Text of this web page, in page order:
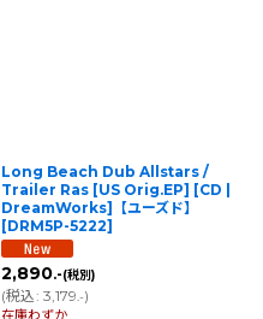
Long Beach Dub Allstars /
Trailer Ras [US Orig.EP] [CD |
DreamWorks]【ユーズド】
[DRM5P-5222]
2,890.-(税別)
(税込: 3,179.-)